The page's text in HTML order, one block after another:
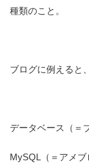
種類のこと。
ブログに例えると、
データベース（＝
MySQL（＝アメブ